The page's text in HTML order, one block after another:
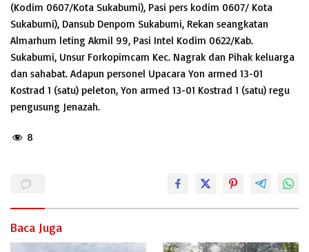
(Kodim 0607/Kota Sukabumi), Pasi pers kodim 0607/ Kota
Sukabumi), Dansub Denpom Sukabumi, Rekan seangkatan
Almarhum leting Akmil 99, Pasi Intel Kodim 0622/Kab.
Sukabumi, Unsur Forkopimcam Kec. Nagrak dan Pihak keluarga
dan sahabat. Adapun personel Upacara Yon armed 13-01
Kostrad 1 (satu) peleton, Yon armed 13-01 Kostrad 1 (satu) regu
pengusung Jenazah.
8
Baca Juga